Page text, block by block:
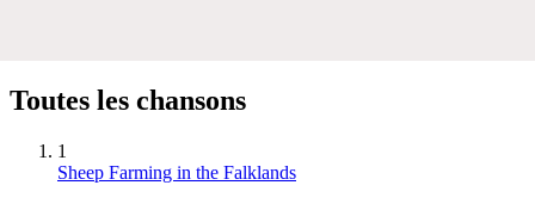
Toutes les chansons
1
Sheep Farming in the Falklands